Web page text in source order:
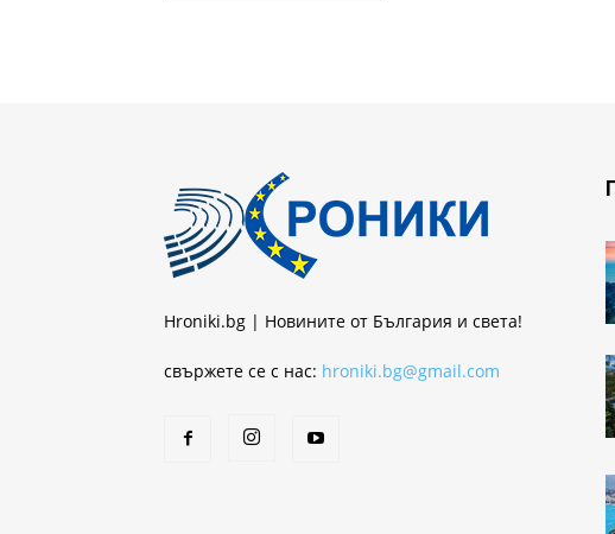
Hroniki.bg | Новините от България и света!
свържете се с нас: hroniki.bg@gmail.com